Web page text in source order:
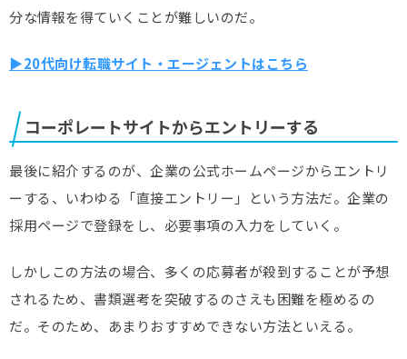
分な情報を得ていくことが難しいのだ。
▶20代向け転職サイト・エージェントはこちら
コーポレートサイトからエントリーする
最後に紹介するのが、企業の公式ホームページからエントリ
ーする、いわゆる「直接エントリー」という方法だ。企業の
採用ページで登録をし、必要事項の入力をしていく。
しかしこの方法の場合、多くの応募者が殺到することが予想
されるため、書類選考を突破するのさえも困難を極めるの
だ。そのため、あまりおすすめできない方法といえる。